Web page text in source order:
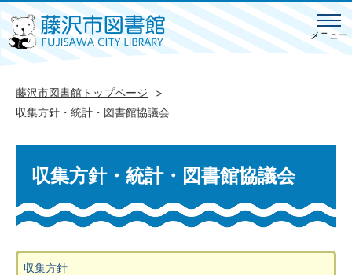
メニュー
藤沢市図書館トップページ
収集方針・統計・図書館協議会
収集方針・統計・図書館協議会
収集方針